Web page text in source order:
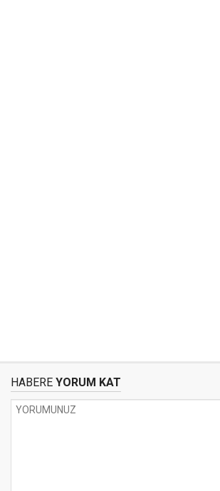
HABERE YORUM KAT